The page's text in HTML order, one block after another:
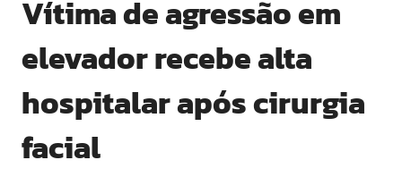
Vítima de agressão em
elevador recebe alta
hospitalar após cirurgia
facial